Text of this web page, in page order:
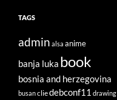
TAGS
admin alsa anime
banja luka book
bosnia and herzegovina
busancliedebconf11 drawing